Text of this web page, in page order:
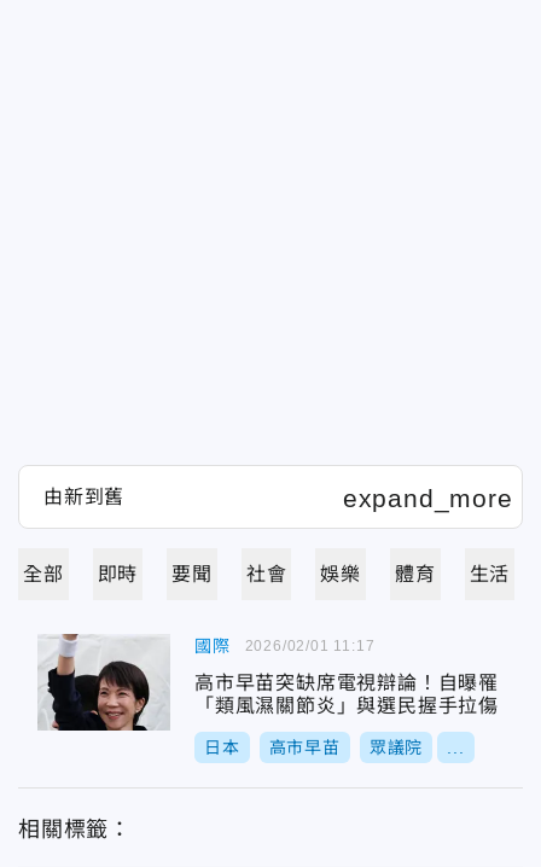
全部 即時 要聞 社會 娛樂 體育 生活
國際
高市早苗突缺席電視辯論！自曝罹
「類風濕關節炎」與選民握手拉傷
日本 高市早苗 眾議院
2026/02/01 11:17
相關標籤：